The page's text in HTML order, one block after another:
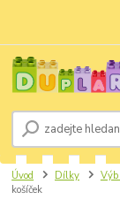
Úvod Dílky
košíček